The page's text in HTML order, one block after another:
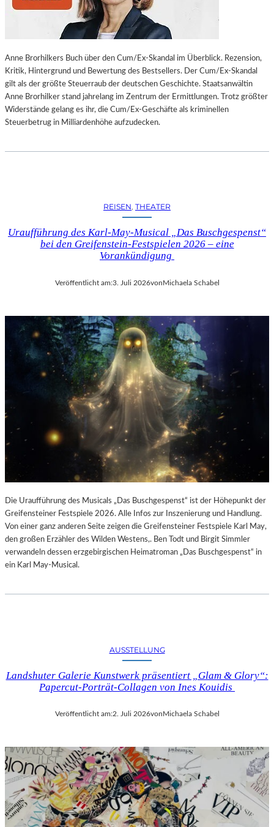
U
G
S
B
E
R
S
H
A
B
K
U
L
T
U
R
-
B
O
G
Anne Brorhilkers Buch über den Cum/Ex-Skandal im Überblick. Rezension,
Kritik, Hintergrund und Bewertung des Bestsellers. Der Cum/Ex-Skandal
gilt als der größte Steuerraub der deutschen Geschichte. Staatsanwältin
Anne Brorhilker stand jahrelang im Zentrum der Ermittlungen. Trotz größter
Widerstände gelang es ihr, die Cum/Ex-Geschäfte als kriminellen
Steuerbetrug in Milliardenhöhe aufzudecken.
REISEN, THEATER
Uraufführung des Karl-May-Musical „Das Buschgespenst“
bei den Greifenstein-Festspielen 2026 – eine
Vorankündigung
Veröffentlicht am:3. Juli 2026vonMichaela Schabel
Die Uraufführung des Musicals „Das Buschgespenst“ ist der Höhepunkt der
Greifensteiner Festspiele 2026. Alle Infos zur Inszenierung und Handlung.
Von einer ganz anderen Seite zeigen die Greifensteiner Festspiele Karl May,
den großen Erzähler des Wilden Westens,. Ben Todt und Birgit Simmler
verwandeln dessen erzgebirgischen Heimatroman „Das Buschgespenst“ in
ein Karl May-Musical.
AUSSTELLUNG
Landshuter Galerie Kunstwerk präsentiert „Glam & Glory“:
Papercut-Porträt-Collagen von Ines Kouidis
Veröffentlicht am:2. Juli 2026vonMichaela Schabel